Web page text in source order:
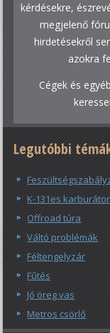
kérdésekre,
megjelenő
hirdetésekről
azokra
Cégek és
Legutóbbi
K-131es
Offroad túra
Váltó problémák
Féltengelyzár
Fűtés
Jó öreg vas
Metros csörlő